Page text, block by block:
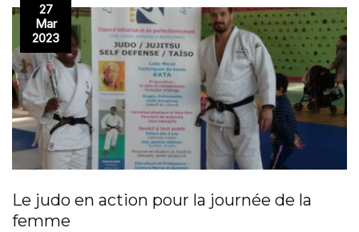
27
Mar
2023
Le judo en action pour la journée de la
femme